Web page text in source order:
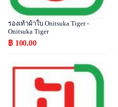
รองเท้าผ้าใบ Onitsuka Tiger -
Onitsuka Tiger
฿ 100.00
Popular